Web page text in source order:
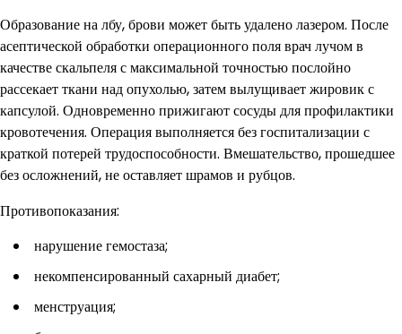
Образование на лбу, брови может быть удалено лазером. После
асептической обработки операционного поля врач лучом в
качестве скальпеля с максимальной точностью послойно
рассекает ткани над опухолью, затем вылущивает жировик с
капсулой. Одновременно прижигают сосуды для профилактики
кровотечения. Операция выполняется без госпитализации с
краткой потерей трудоспособности. Вмешательство, прошедшее
без осложнений, не оставляет шрамов и рубцов.
Противопоказания:
нарушение гемостаза;
некомпенсированный сахарный диабет;
менструация;